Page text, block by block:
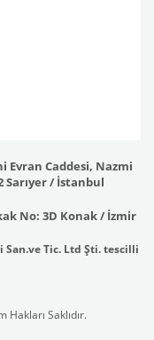
Evran Caddesi, Nazmi
Sarıyer / İstanbul
No: 3D Konak / İzmir
San.ve Tic. Ltd Şti. tescilli
Hakları Saklıdır.